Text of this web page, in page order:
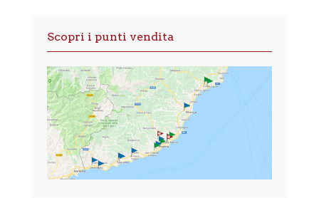
Scopri i punti vendita